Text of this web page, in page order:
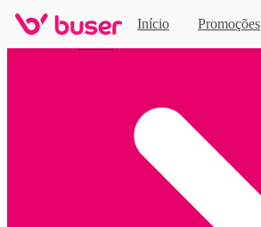
Início Promoções